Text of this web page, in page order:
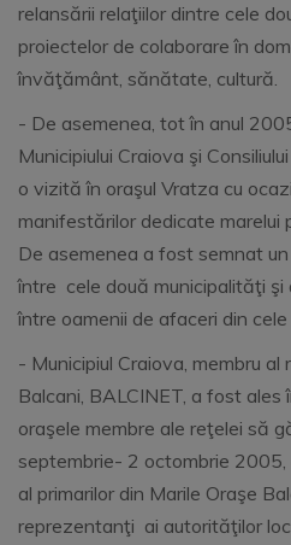
relansării relaţiilor dintre cele
proiectelor de colaborare în
învăţământ, sănătate, cultură.
- De asemenea, tot în anul
Municipiului Craiova şi
o vizită în oraşul Vratza cu
manifestărilor dedicate marelui
De asemenea a fost semnat
între cele două municipalităţi
între oamenii de afaceri din
- Municipiul Craiova, membru al
Balcani, BALCINET, a fost
oraşele membre ale reţelei să
septembrie- 2 octombrie
al primarilor din Marile Oraşe
reprezentanţi ai autorităţilor